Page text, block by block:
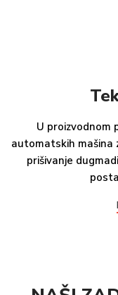
U proizvodnom
automatskih
prišivanje